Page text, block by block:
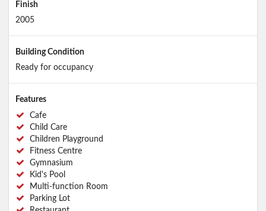
Finish
2005
Building Condition
Ready for occupancy
Features
Cafe
Child Care
Children Playground
Fitness Centre
Gymnasium
Kid's Pool
Multi-function Room
Parking Lot